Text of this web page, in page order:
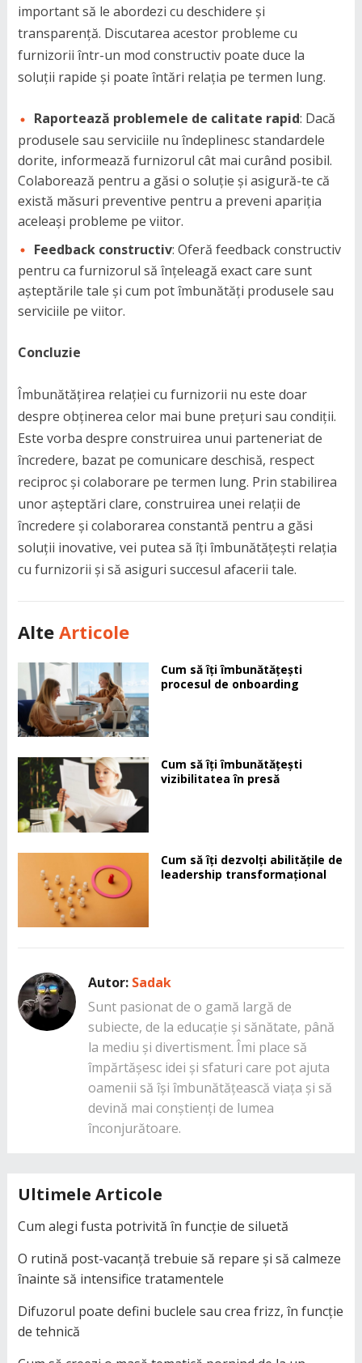
important să le abordezi cu deschidere și
transparență. Discutarea acestor probleme cu
furnizorii într-un mod constructiv poate duce la
soluții rapide și poate întări relația pe termen lung.
Raportează problemele de calitate rapid: Dacă
produsele sau serviciile nu îndeplinesc standardele
dorite, informează furnizorul cât mai curând posibil.
Colaborează pentru a găsi o soluție și asigură-te că
există măsuri preventive pentru a preveni apariția
aceleași probleme pe viitor.
Feedback constructiv: Oferă feedback constructiv
pentru ca furnizorul să înțeleagă exact care sunt
așteptările tale și cum pot îmbunătăți produsele sau
serviciile pe viitor.
Concluzie
Îmbunătățirea relației cu furnizorii nu este doar
despre obținerea celor mai bune prețuri sau condiții.
Este vorba despre construirea unui parteneriat de
încredere, bazat pe comunicare deschisă, respect
reciproc și colaborare pe termen lung. Prin stabilirea
unor așteptări clare, construirea unei relații de
încredere și colaborarea constantă pentru a găsi
soluții inovative, vei putea să îți îmbunătățești relația
cu furnizorii și să asiguri succesul afacerii tale.
Alte Articole
Cum să îți îmbunătățești
procesul de onboarding
Cum să îți îmbunătățești
vizibilitatea în presă
Cum să îți dezvolți abilitățile de
leadership transformațional
Autor: Sadak
Sunt pasionat de o gamă largă de
subiecte, de la educație și sănătate, până
la mediu și divertisment. Îmi place să
împărtășesc idei și sfaturi care pot ajuta
oamenii să își îmbunătățească viața și să
devină mai conștienți de lumea
înconjurătoare.
Ultimele Articole
Cum alegi fusta potrivită în funcție de siluetă
O rutină post-vacanță trebuie să repare și să calmeze
înainte să intensifice tratamentele
Difuzorul poate defini buclele sau crea frizz, în funcție
de tehnică